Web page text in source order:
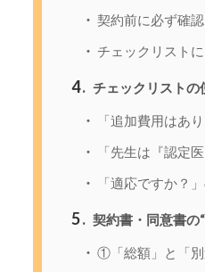
契約前に必ず確
チェックリスト
4 チェックリストの
「追加費用はあ
「先生は『認定
「適応ですか？
5 契約書・同意書の
①「総額」と「